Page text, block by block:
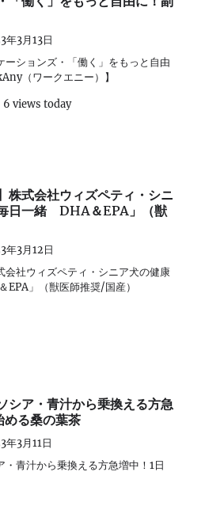
年3月13日
ーションズ・「働く」をもっと自由
（ワークエニー）】
views today
株式会社ウィズペティ・シニ
日一緒 DHA＆EPA」（獣
年3月12日
会社ウィズペティ・シニア犬の健康
」（獣医師推奨/国産）
シア・青汁から乗換える方急
る桑の葉茶
年3月11日
・青汁から乗換える方急増中！1日